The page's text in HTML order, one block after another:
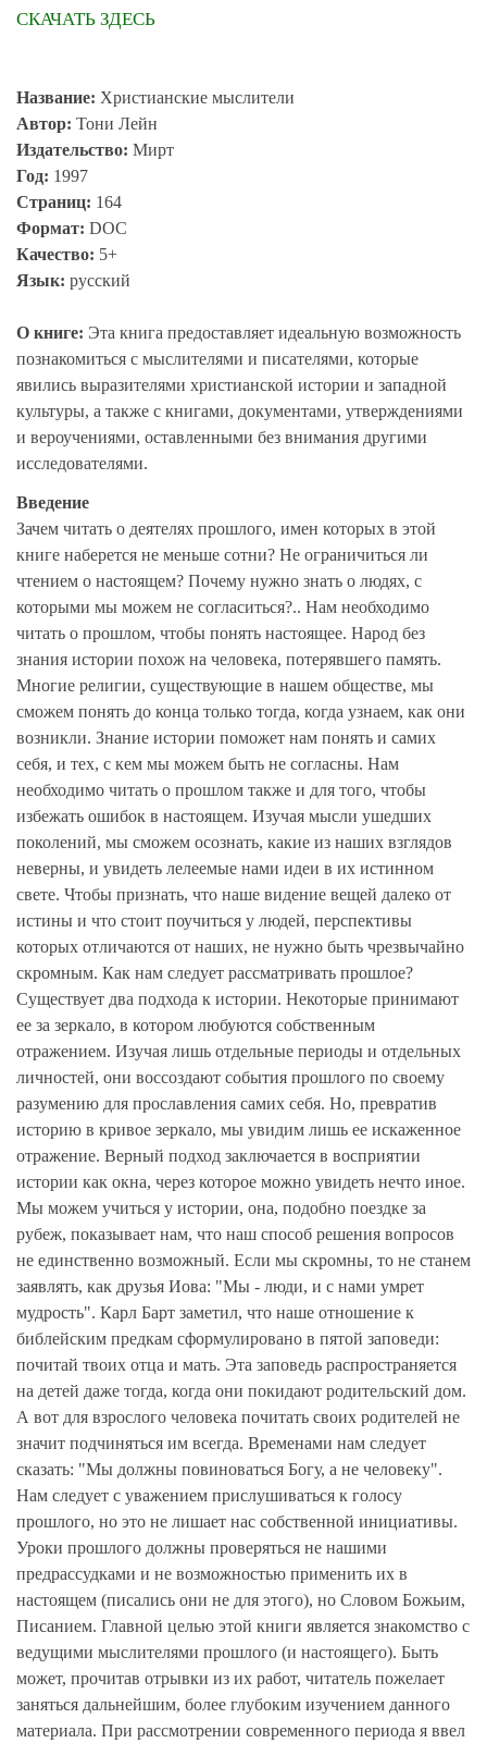
СКАЧАТЬ ЗДЕСЬ
Название: Христианские мыслители
Автор: Тони Лейн
Издательство: Мирт
Год: 1997
Страниц: 164
Формат: DOC
Качество: 5+
Язык: русский
О книге: Эта книга предоставляет идеальную возможность
познакомиться с мыслителями и писателями, которые
явились выразителями христианской истории и западной
культуры, а также с книгами, документами, утверждениями
и вероучениями, оставленными без внимания другими
исследователями.
Введение
Зачем читать о деятелях прошлого, имен которых в этой
книге наберется не меньше сотни? Не ограничиться ли
чтением о настоящем? Почему нужно знать о людях, с
которыми мы можем не согласиться?.. Нам необходимо
читать о прошлом, чтобы понять настоящее. Народ без
знания истории похож на человека, потерявшего память.
Многие религии, существующие в нашем обществе, мы
сможем понять до конца только тогда, когда узнаем, как они
возникли. Знание истории поможет нам понять и самих
себя, и тех, с кем мы можем быть не согласны. Нам
необходимо читать о прошлом также и для того, чтобы
избежать ошибок в настоящем. Изучая мысли ушедших
поколений, мы сможем осознать, какие из наших взглядов
неверны, и увидеть лелеемые нами идеи в их истинном
свете. Чтобы признать, что наше видение вещей далеко от
истины и что стоит поучиться у людей, перспективы
которых отличаются от наших, не нужно быть чрезвычайно
скромным. Как нам следует рассматривать прошлое?
Существует два подхода к истории. Некоторые принимают
ее за зеркало, в котором любуются собственным
отражением. Изучая лишь отдельные периоды и отдельных
личностей, они воссоздают события прошлого по своему
разумению для прославления самих себя. Но, превратив
историю в кривое зеркало, мы увидим лишь ее искаженное
отражение. Верный подход заключается в восприятии
истории как окна, через которое можно увидеть нечто иное.
Мы можем учиться у истории, она, подобно поездке за
рубеж, показывает нам, что наш способ решения вопросов
не единственно возможный. Если мы скромны, то не станем
заявлять, как друзья Иова: "Мы - люди, и с нами умрет
мудрость". Карл Барт заметил, что наше отношение к
библейским предкам сформулировано в пятой заповеди:
почитай твоих отца и мать. Эта заповедь распространяется
на детей даже тогда, когда они покидают родительский дом.
А вот для взрослого человека почитать своих родителей не
значит подчиняться им всегда. Временами нам следует
сказать: "Мы должны повиноваться Богу, а не человеку".
Нам следует с уважением прислушиваться к голосу
прошлого, но это не лишает нас собственной инициативы.
Уроки прошлого должны проверяться не нашими
предрассудками и не возможностью применить их в
настоящем (писались они не для этого), но Словом Божьим,
Писанием. Главной целью этой книги является знакомство с
ведущими мыслителями прошлого (и настоящего). Быть
может, прочитав отрывки из их работ, читатель пожелает
заняться дальнейшим, более глубоким изучением данного
материала. При рассмотрении современного периода я ввел